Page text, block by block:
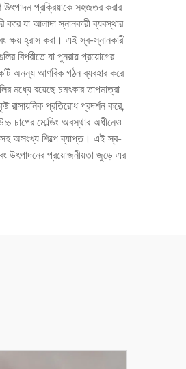
উৎপাদন প্রক্রিয়াকে সহজতর করার
যা আলাদা স্নানকারী ব্যবস্থার
ক্ষয় হ্রাস করা। এই স্ব-স্নানকারী
বিপরীতে যা পুনরায় প্রয়োগের
অনন্য আণবিক গঠন ব্যবহার করে
মধ্যে রয়েছে চমৎকার তাপমাত্রা
রাসায়নিক প্রতিরোধ প্রদর্শন করে,
চাপের মোল্ডিং অবস্থার অধীনেও
সহ অসংখ্য শিল্পে ব্যাপ্ত। এই স্ব-
উৎপাদনের প্রয়োজনীয়তা জুড়ে এর